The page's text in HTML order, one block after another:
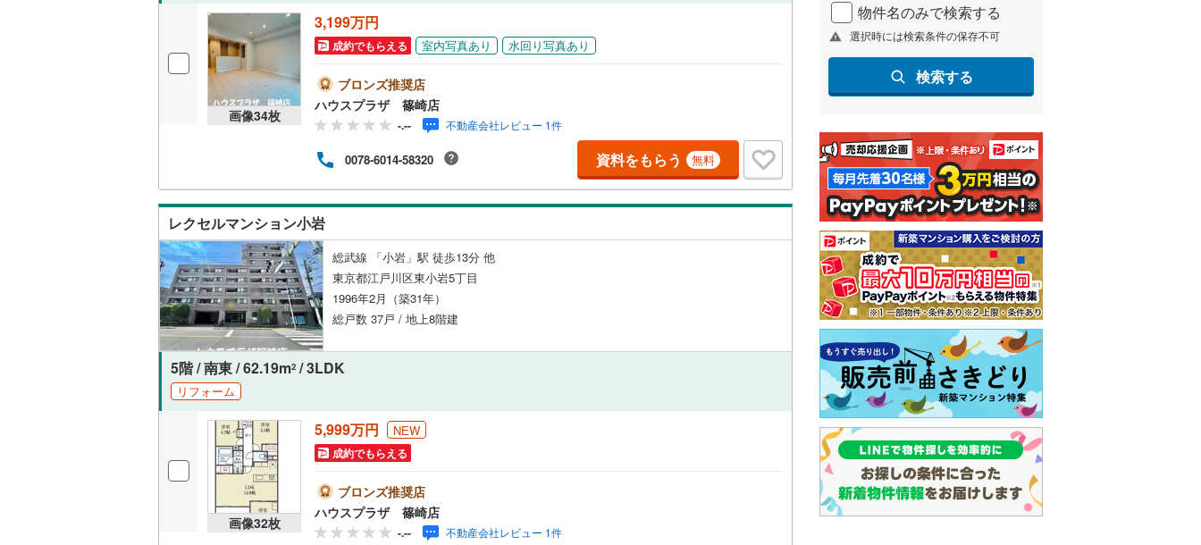
画像34枚
3,199万円
成約でもらえる 室内写真あり 水回り写真あり
ブロンズ推奨店
ハウスプラザ 篠崎店
-.-- 不動産会社レビュー 1件
0078-6014-58320 資料をもらう 無料
レクセルマンション小岩
総武線 「小岩」駅 徒歩13分 他
東京都江戸川区東小岩5丁目
1996年2月（築31年）
総戸数 37戸 / 地上8階建
5階 / 南東 / 62.19m2 / 3LDK
リフォーム
画像32枚
5,999万円 NEW
成約でもらえる
ブロンズ推奨店
ハウスプラザ 篠崎店
-.-- 不動産会社レビュー 1件
物件名のみで検索する
選択時には検索条件の保存不可
検索する